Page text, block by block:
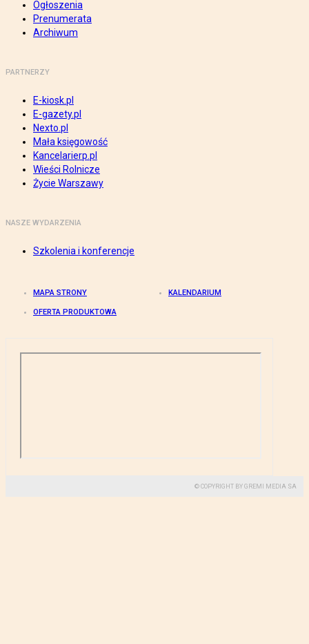
Ogłoszenia
Prenumerata
Archiwum
PARTNERZY
E-kiosk.pl
E-gazety.pl
Nexto.pl
Mała księgowość
Kancelarierp.pl
Wieści Rolnicze
Życie Warszawy
NASZE WYDARZENIA
Szkolenia i konferencje
MAPA STRONY KALENDARIUM
OFERTA PRODUKTOWA
© COPYRIGHT BY GREMI MEDIA SA